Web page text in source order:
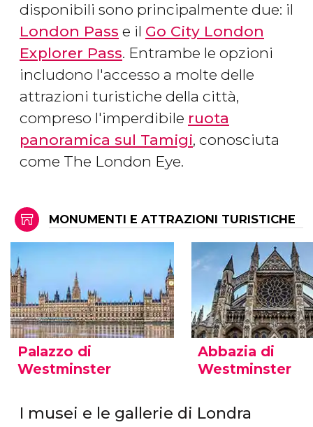
disponibili sono principalmente due: il
London Pass e il Go City London
Explorer Pass. Entrambe le opzioni
includono l'accesso a molte delle
attrazioni turistiche della città,
compreso l'imperdibile ruota
panoramica sul Tamigi, conosciuta
come The London Eye.
MONUMENTI E ATTRAZIONI TURISTICHE
Palazzo di
Westminster
Abbazia di
Westminster
I musei e le gallerie di Londra